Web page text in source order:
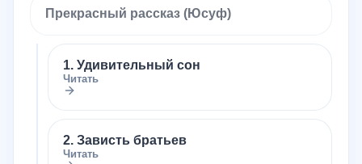
Прекрасный рассказ (Юсуф)
1. Удивительный сон
Читать
2. Зависть братьев
Читать